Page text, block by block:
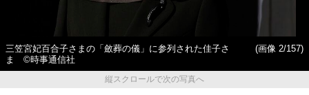
三笠宮妃百合子さまの「斂葬の儀」に参列された佳子さ
ま ©時事通信社
(画像 2/157)
縦スクロールで次の写真へ